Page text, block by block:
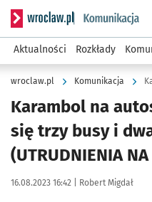
Serwis informacyjny
Aktualności Rozkłady
wroclaw.pl Komunikacja
Karambol na
się trzy busy i
(UTRUDNIENIA
Data publikacji:
16.08.2023 16:42 | Autor:
Robert Migdał